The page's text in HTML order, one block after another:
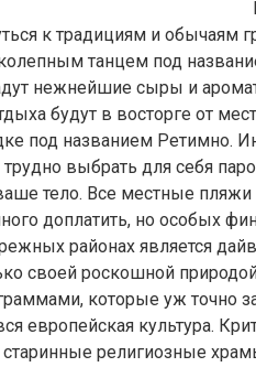
к традициям и обычаям
танцем под
нежнейшие сыры и
будут в восторге от
под названием Ретимно.
выбрать для себя
тело. Все местные
доплатить, но особых
районах является
своей роскошной
которые уж точно
европейская культура.
старинные религиозные